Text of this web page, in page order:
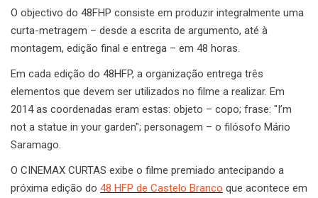
O objectivo do 48FHP consiste em produzir integralmente uma
curta-metragem – desde a escrita de argumento, até à
montagem, edição final e entrega – em 48 horas.
Em cada edição do 48HFP, a organização entrega três
elementos que devem ser utilizados no filme a realizar. Em
2014 as coordenadas eram estas: objeto – copo; frase: "I’m
not a statue in your garden"; personagem – o filósofo Mário
Saramago.
O CINEMAX CURTAS exibe o filme premiado antecipando a
próxima edição do 48 HFP de Castelo Branco que acontece em